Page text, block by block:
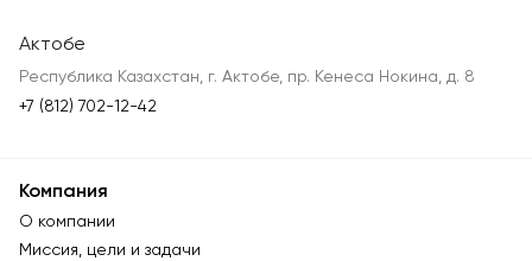
Актобе
Республика Казахстан, г. Актобе, пр. Кенеса Нокина, д. 8
+7 (812) 702-12-42
Компания
О компании
Миссия, цели и задачи